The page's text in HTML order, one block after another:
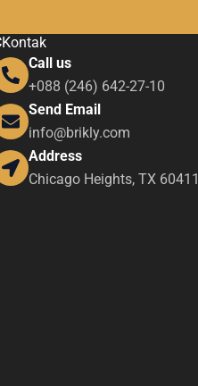
Call us
+088 (246) 642-27-10
Send Email
info@brikly.com
Address
Chicago Heights, TX 60411